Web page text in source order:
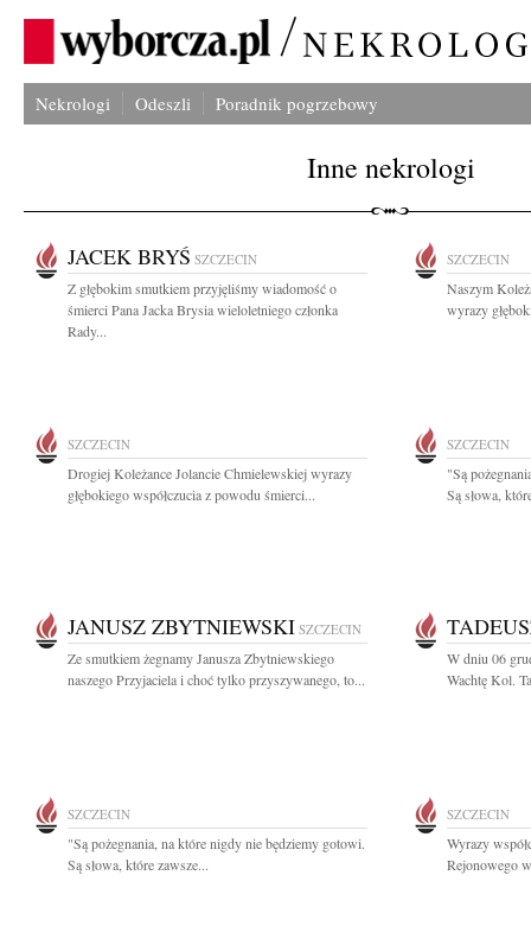
Nekrologi Odeszli Poradnik pogrzebowy
Inne nekrologi
JACEK BRYŚ SZCZECIN
Z głębokim smutkiem przyjęliśmy wiadomość o
śmierci Pana Jacka Brysia wieloletniego członka
Rady...
SZCZECIN
Naszym
wyrazy
SZCZECIN
Drogiej Koleżance Jolancie Chmielewskiej wyrazy
głębokiego współczucia z powodu śmierci...
SZCZECIN
"Są
Są słowa,
JANUSZ ZBYTNIEWSKI SZCZECIN
Ze smutkiem żegnamy Janusza Zbytniewskiego
naszego Przyjaciela i choć tylko przyszywanego, to...
W dniu 06
Wachtę Kol.
SZCZECIN
"Są pożegnania, na które nigdy nie będziemy gotowi.
Są słowa, które zawsze...
SZCZECIN
Wyrazy
Rejonowego